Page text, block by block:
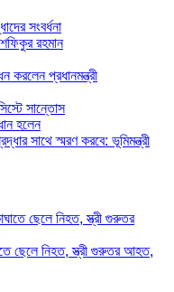
সংবর্ধনা
রহমান
করলেন প্রধানমন্ত্রী
সান্তোস
হলেন
সাথে স্মরণ করবে: ভূমিমন্ত্রী
ছেলে নিহত, স্ত্রী গুরুতর আহত,